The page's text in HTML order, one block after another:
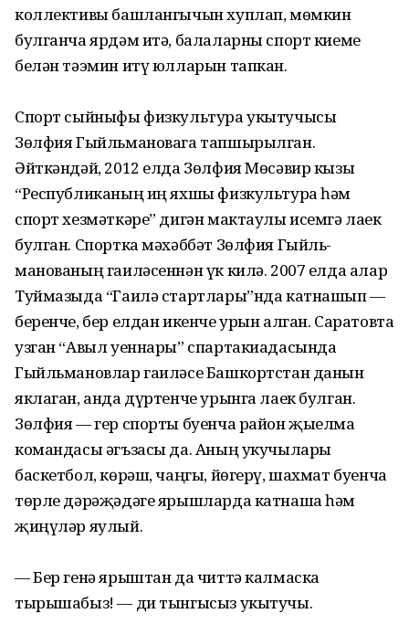
коллективы башлангычын хуплап, мөмкин
булганча ярдәм итә, балаларны спорт киеме
белән тәэмин итү юлларын тапкан.
Спорт сыйныфы физкультура укытучысы
Зөлфия Гыйльмановага тапшырылган.
Әйткәндәй, 2012 елда Зөлфия Мөсәвир кызы
“Республиканың иң яхшы физкультура һәм
спорт хезмәткәре” дигән мактаулы исемгә лаек
булган. Спортка мәхәббәт Зөлфия Гыйль­
манованың гаиләсеннән үк килә. 2007 елда алар
Туймазыда “Гаилә стартлары”нда катнашып —
беренче, бер елдан икенче урын алган. Саратовта
узган “Авыл уеннары” спартакиадасында
Гыйльмановлар гаиләсе Башкортстан данын
яклаган, анда дүртенче урынга лаек булган.
Зөлфия — гер спорты буенча район җыелма
командасы әгъзасы да. Аның укучылары
баскетбол, көрәш, чаңгы, йөгерү, шахмат буенча
төрле дәрәҗәдәге ярышларда катнаша һәм
җиңүләр яулый.
— Бер генә ярыштан да читтә калмаска
тырышабыз! — ди тынгысыз укытучы.